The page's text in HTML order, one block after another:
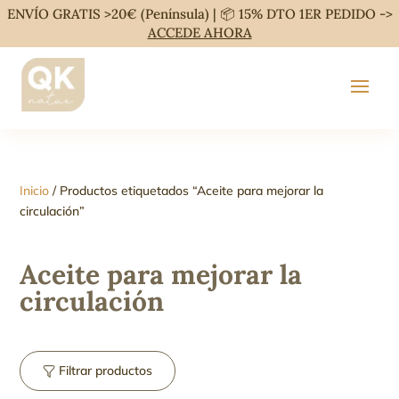
ENVÍO GRATIS >20€ (Península) | 📦 15% DTO 1ER PEDIDO ->
ACCEDE AHORA
Inicio / Productos etiquetados “Aceite para mejorar la
circulación”
Aceite para mejorar la
circulación
Filtrar productos